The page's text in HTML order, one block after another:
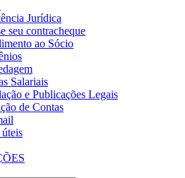
Jurídica
seu contracheque
ao Sócio
Salariais
e Publicações Legais
de Contas